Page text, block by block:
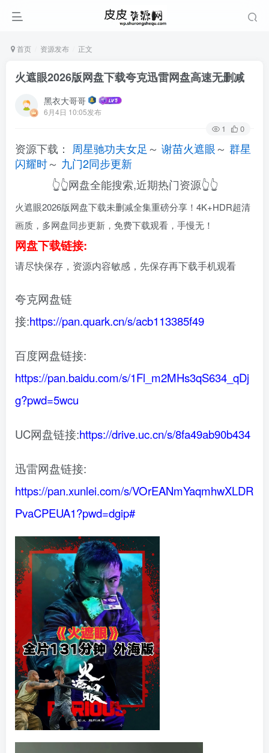
首页 资源发布 正文
火遮眼2026版网盘下载夸克迅雷网盘高速无删减
黑衣大哥哥
6月4日 10:05发布
1 0
资源下载： 周星驰功夫女足 ～ 谢苗火遮眼～ 群星
闪耀时～ 九门2同步更新
👆👆网盘全能搜索,近期热门资源👆👆
火遮眼2026版网盘下载未删减全集重磅分享！4K+HDR超清
画质，多网盘同步更新，免费下载观看，手慢无！
网盘下载链接:
请尽快保存，资源内容敏感，先保存再下载手机观看
夸克网盘链
接:https://pan.quark.cn/s/acb113385f49
百度网盘链接:
https://pan.baidu.com/s/1Fl_m2MHs3qS634_qDj
g?pwd=5wcu
UC网盘链接:https://drive.uc.cn/s/8fa49ab90b434
迅雷网盘链接:
https://pan.xunlei.com/s/VOrEANmYaqmhwXLDR
PvaCPEUA1?pwd=dgip#